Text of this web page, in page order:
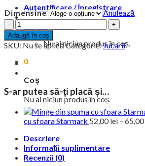
Autentificare / Înregistrare
Nu ai niciun produs în coș.
0
Coș
Nu ai niciun produs în coș.
Dimensine
Anulează
Cantitate
Disc
Starmark
EasyGlide
Adaugă în coș
SKU: Nu se aplicăCategorie:Jucarii
S-ar putea să-ți placă și…
cu sfoara Starmark 52,00lei – 65,00
Descriere
Informații suplimentare
Recenzii (0)